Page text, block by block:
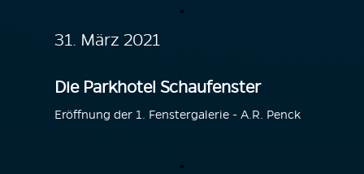
31. März 2021
Die Parkhotel Schaufenster
Eröffnung der 1. Fenstergalerie - A.R. Penck